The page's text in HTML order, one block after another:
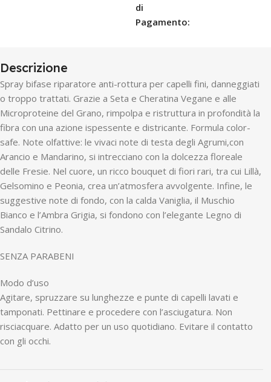
di
Pagamento:
Descrizione
Spray bifase riparatore anti-rottura per capelli fini, danneggiati
o troppo trattati. Grazie a Seta e Cheratina Vegane e alle
Microproteine del Grano, rimpolpa e ristruttura in profondità la
fibra con una azione ispessente e districante. Formula color-
safe. Note olfattive: le vivaci note di testa degli Agrumi,con
Arancio e Mandarino, si intrecciano con la dolcezza floreale
delle Fresie. Nel cuore, un ricco bouquet di fiori rari, tra cui Lillà,
Gelsomino e Peonia, crea un’atmosfera avvolgente. Infine, le
suggestive note di fondo, con la calda Vaniglia, il Muschio
Bianco e l’Ambra Grigia, si fondono con l’elegante Legno di
Sandalo Citrino.
SENZA PARABENI
Modo d’uso
Agitare, spruzzare su lunghezze e punte di capelli lavati e
tamponati. Pettinare e procedere con l’asciugatura. Non
risciacquare. Adatto per un uso quotidiano. Evitare il contatto
con gli occhi.